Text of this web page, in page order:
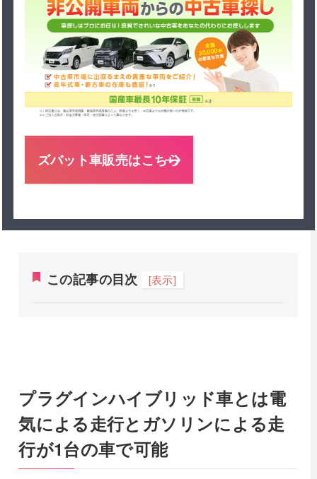
ズバット車販売はこちら
この記事の目次 [表示]
プラグインハイブリッド車とは電
気による走行とガソリンによる走
行が1台の車で可能